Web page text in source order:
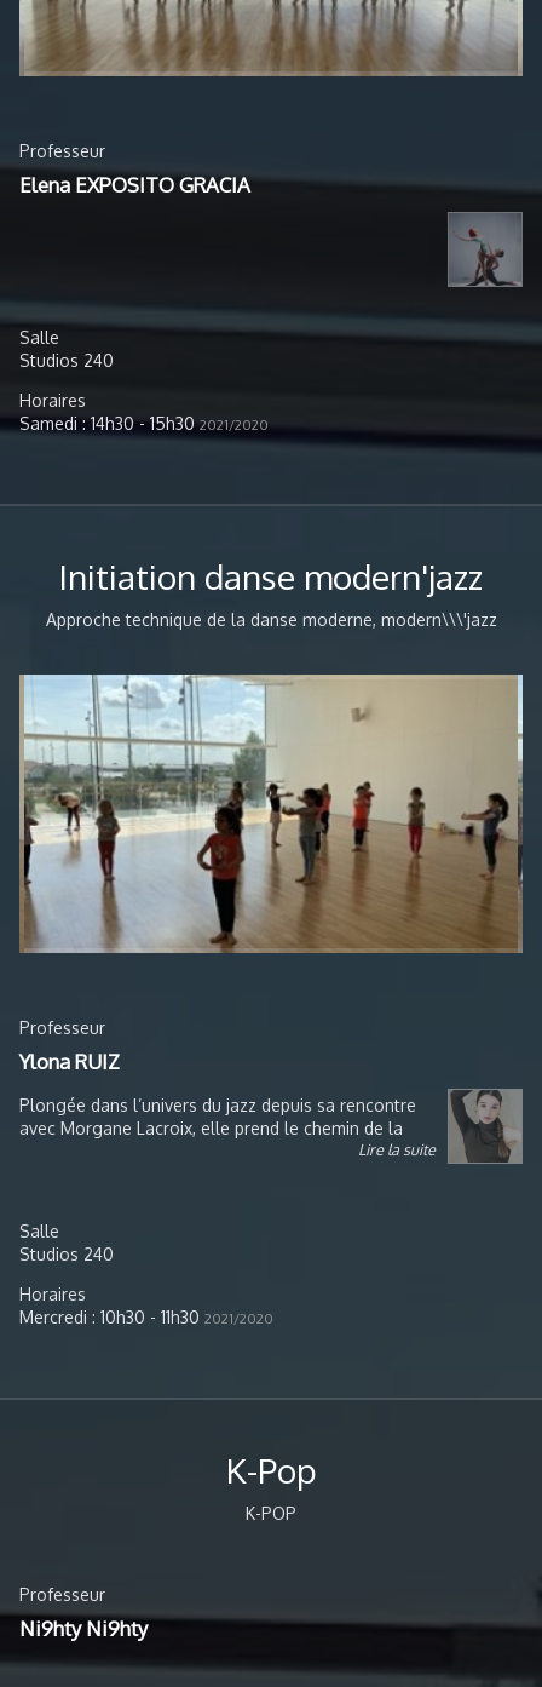
Professeur
Elena EXPOSITO GRACIA
Salle
Studios 240
Horaires
Samedi : 14h30 - 15h30 2021/2020
Initiation danse modern'jazz
Approche technique de la danse moderne, modern\\\'jazz
Professeur
Ylona RUIZ
Plongée dans l’univers du jazz depuis sa rencontre
avec Morgane Lacroix, elle prend le chemin de la
voie professionnelle en intégrant les écoles Choreia
et les techniques modernes; Graham et Horton. Elle
y obtiendra son EAT et ses UE. Parallèlement elle
développe sa stylistique autour des dérivés du jazz;
le lyrical jazz, le street jazz et l’afro jazz, et toutes
ces influences lui permettent de décrocher ses
Lire la suite
Salle
Studios 240
Horaires
Mercredi : 10h30 - 11h30 2021/2020
K-Pop
K-POP
Professeur
Ni9hty Ni9hty